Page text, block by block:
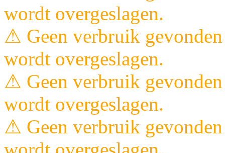
wordt overgeslagen.
⚠ Geen verbruik
wordt overgeslagen.
⚠ Geen verbruik
wordt overgeslagen.
⚠ Geen verbruik